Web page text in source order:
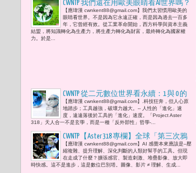
CWNTP 我們還在用歐美眼睛看AI世界嗎？
【應瑋漢 cwnkent88@gmail.com】我們太習慣用歐美的
眼睛看世界。不是因為它永遠正確，而是因為過去一百多
年，它曾經有效。從工業革命開始，西方科學與資本主義
結盟，將知識轉化為生產力，將生產力轉化為財富，最終轉化為國家權
力。於是...
CWNTP 從二元數位世界看永續：1 與 0 的
數位代價與東西方 ESG 的治理分野 –
「Project Aster 318」
【應瑋漢 cwnkent88@gmail.com】.科技狂奔，但人心原
地踏步；工具越強，破壞力越大。-- 人性的「進化」速
度，遠遠落後於工具的「進化」速度。「Project Aster
318」天人合一不是玄學，而是一種「反外部性」哲學-...
CWNTP【Aster 318 專欄】全球「第三次鴉
片戰爭」已經開打：當AI 成為最溫柔、
也最有效的極權者的控制工具 -- 「這不
是反 AI，而是反錯誤的 AI 發展方向。」
【應瑋漢 cwnkent88@gmail.com】AI 感覺本來應該是--壓
縮複雜、提升理解、深化判斷的人類好幫手的工具。但現
在走成了什麼？擴張感官、製造刺激、堆疊影像、放大即
時快感。這不是進步，這是數位巴別塔。圖像、影片 ≠ 理解、生成...